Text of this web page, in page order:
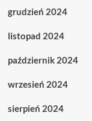
grudzień 2024
listopad 2024
październik 2024
wrzesień 2024
sierpień 2024